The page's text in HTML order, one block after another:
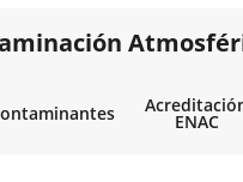
ENAC